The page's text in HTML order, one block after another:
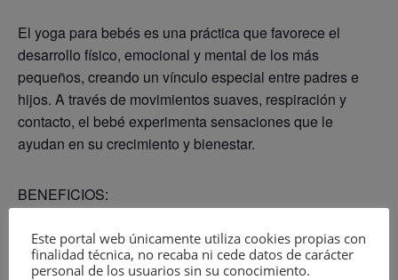
El yoga para bebés es una práctica que favorece el
desarrollo físico, emocional y mental de los más
pequeños, creando un vínculo especial entre padres e
hijos. A través de movimientos suaves, respiración y
contacto, el bebé experimenta sensaciones que le
ayudan en su crecimiento y bienestar.
BENEFICIOS:
Favorece un mejor sueño y relajación.
Mejora la flexibilidad.
Este portal web únicamente utiliza cookies propias con
finalidad técnica, no recaba ni cede datos de carácter
personal de los usuarios sin su conocimiento.